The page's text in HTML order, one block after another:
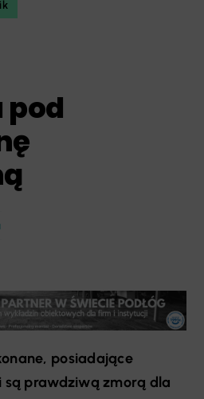
pod
posiadające
są prawdziwą zmorą dla